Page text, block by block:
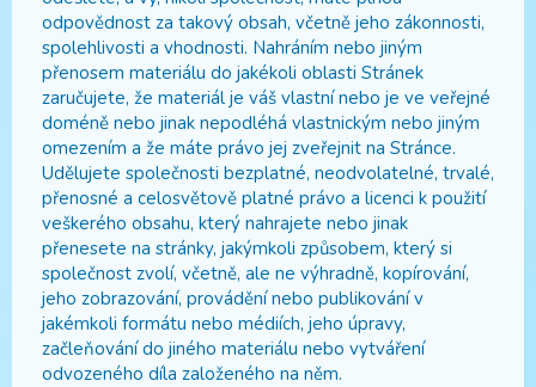
odpovědnost za takový obsah, včetně jeho zákonnosti,
spolehlivosti a vhodnosti. Nahráním nebo jiným
přenosem materiálu do jakékoli oblasti Stránek
zaručujete, že materiál je váš vlastní nebo je ve veřejné
doméně nebo jinak nepodléhá vlastnickým nebo jiným
omezením a že máte právo jej zveřejnit na Stránce.
Udělujete společnosti bezplatné, neodvolatelné, trvalé,
přenosné a celosvětově platné právo a licenci k použití
veškerého obsahu, který nahrajete nebo jinak
přenesete na stránky, jakýmkoli způsobem, který si
společnost zvolí, včetně, ale ne výhradně, kopírování,
jeho zobrazování, provádění nebo publikování v
jakémkoli formátu nebo médiích, jeho úpravy,
začleňování do jiného materiálu nebo vytváření
odvozeného díla založeného na něm.